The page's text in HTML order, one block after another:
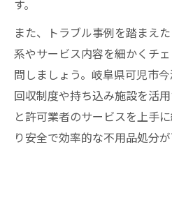
す。
また、トラブル事例を踏まえ
系やサービス内容を細かくチ
問しましょう。岐阜県可児市
回収制度や持ち込み施設を活
と許可業者のサービスを上手
り安全で効率的な不用品処分が